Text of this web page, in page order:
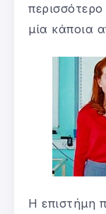
μία κάποια
Η επιστήμη